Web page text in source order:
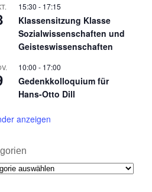
15:30 - 17:15
Klassensitzung Klasse
Sozialwissenschaften und
Geisteswissenschaften
10:00 - 17:00
Gedenkkolloquium für
Hans-Otto Dill
anzeigen